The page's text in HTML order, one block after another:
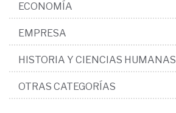
ECONOMÍA
EMPRESA
HISTORIA Y CIENCIAS HUMANAS
OTRAS CATEGORÍAS